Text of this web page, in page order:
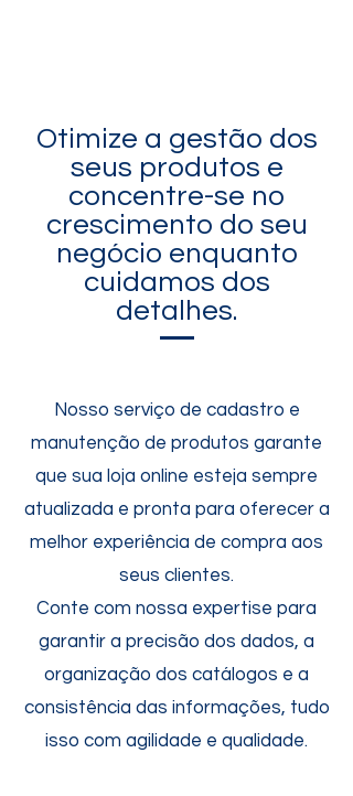
Otimize a gestão dos
seus produtos e
concentre-se no
crescimento do seu
negócio enquanto
cuidamos dos
detalhes.
Nosso serviço de cadastro e
manutenção de produtos garante
que sua loja online esteja sempre
atualizada e pronta para oferecer a
melhor experiência de compra aos
seus clientes.
Conte com nossa expertise para
garantir a precisão dos dados, a
organização dos catálogos e a
consistência das informações, tudo
isso com agilidade e qualidade.